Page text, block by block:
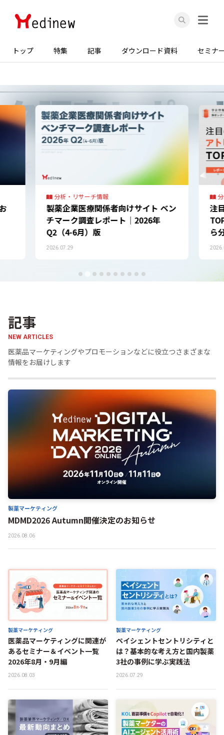
トップ 特集 記事 ダウンロード資料 セミナ
分析・リサーチ情報
注目のアトピー性皮膚炎治療薬
TOP10は？直近5年の学会発表数か
ら分析｜学会情報データベース解析
レポート
2026.06.23
【
と
記事
NEW ARTICLES
医薬品マーケティングやプロモーションなどに役立つさまざまな
情報をお届けします
製薬マーケティング
MDMD2026 Autumn開催決定のお知らせ
2026.08.06
製薬マーケティング
医薬品マーケティングに関連が
あるセミナー＆イベント一覧
2026年8月・9月編
2026.08.03
製薬マーケティング
ペイシェントセントリシティと
は？基本的な考え方と国内製薬
3社の事例に学ぶ実践法
2026.07.29